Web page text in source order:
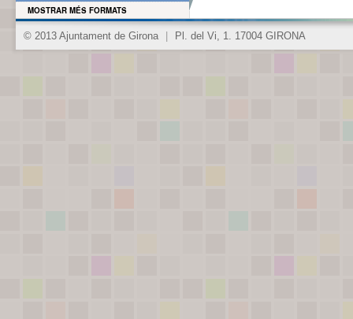
MOSTRAR MÉS FORMATS
© 2013 Ajuntament de Girona Pl. del Vi, 1. 17004 GIRONA